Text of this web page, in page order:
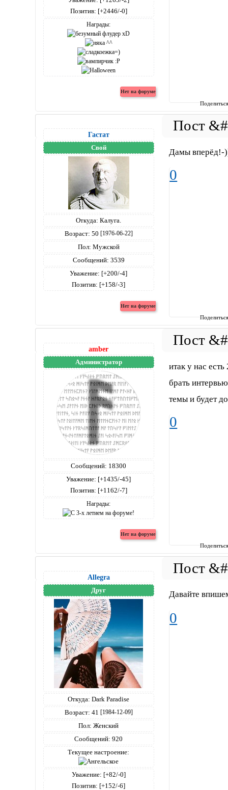
Позитив: [+2446/-0]
Награды:
Гастат
Свой
Откуда: Калуга.
Возраст: 50 [1976-06-22]
Пол: Мужской
Сообщений: 3539
Уважение: [+200/-4]
Позитив: [+158/-3]
Дамы вперёд!-
0
amber
Администратор
Сообщений: 18300
Уважение: [+1435/-45]
Позитив: [+1162/-7]
Награды:
итак у нас
брать
темы и будет
0
Allegra
Друг
Откуда: Dark Paradise
Возраст: 41 [1984-12-09]
Пол: Женский
Сообщений: 920
Текущее настроение:
Уважение: [+82/-0]
Позитив: [+152/-6]
Давайте
0